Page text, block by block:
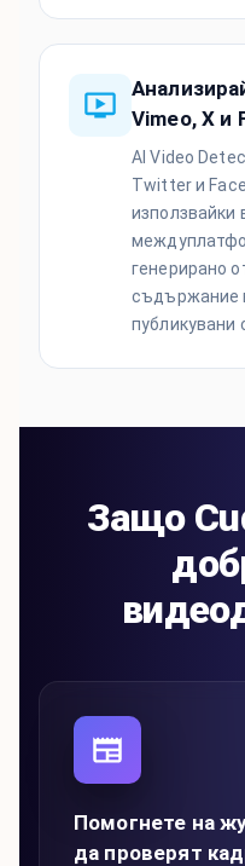
Vimeo, X и
AI Video
Twitter и
използвайки
генерирано
съдържание
публикувани
Защо
Помогнете на
да проверят